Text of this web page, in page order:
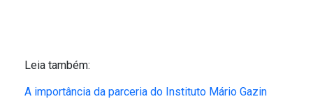
Leia também:
A importância da parceria do Instituto Mário Gazin